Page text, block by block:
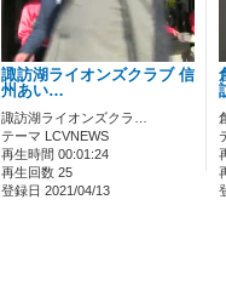
諏訪湖ライオンズクラブ 信
州あい…
諏訪湖ライオンズクラ…
テーマ LCVNEWS
再生時間 00:01:24
再生回数 25
登録日 2021/04/13